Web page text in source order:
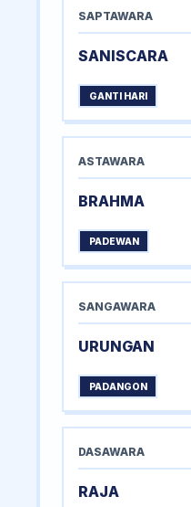
SAPTAWARA
SANISCARA
GANTI HARI
ASTAWARA
BRAHMA
PADEWAN
SANGAWARA
URUNGAN
PADANGON
DASAWARA
RAJA